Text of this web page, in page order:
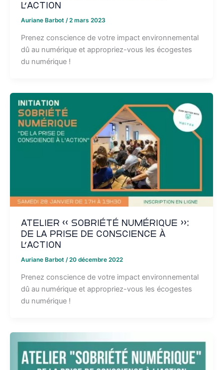
l’action
Auriane Barbot /2 mars 2023
Prenez conscience de votre impact environnemental
dû au numérique et appropriez-vous les écogestes
du numérique !
Atelier « Sobriété Numérique »:
de la prise de conscience à
l’action
Auriane Barbot /20 décembre 2022
Prenez conscience de votre impact environnemental
dû au numérique et appropriez-vous les écogestes
du numérique !